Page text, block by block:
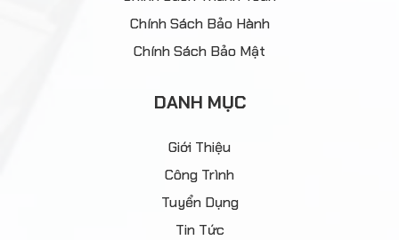
Chính Sách Bảo Hành
Chính Sách Bảo Mật
DANH MỤC
Giới Thiệu
Công Trình
Tuyển Dụng
Tin Tức